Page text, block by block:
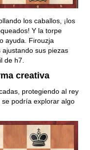
los caballos, ¡los
Y la torpe
ayuda. Firouzja
sus piezas
de h7.
creativa
protegiendo al rey
podría explorar algo